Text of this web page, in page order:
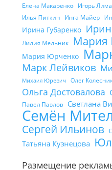
Елена Макаренко Игорь
Илья Питкин
Инга Майер
Ирина Губаренко
Лилия Мельник Мария
Мария Юрченко
Марк Лейвиков
Михаил Юревич Олег
Ольга Достовалова
Павел Павлов Светлана
Семён
Сергей Ильинов
Татьяна Кузнецова
Размещение